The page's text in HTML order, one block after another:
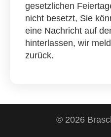
gesetzlichen
nicht besetzt, Sie
eine Nachricht auf
hinterlassen, wir
zurück.
© 2026